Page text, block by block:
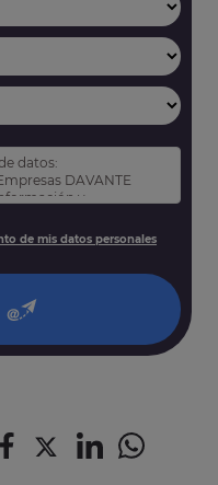
datos:
DAVANTE
y
y suprimir sus datos,
se explica en nuestra
de mis datos personales